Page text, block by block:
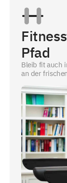
Pfad
Bleib fit auch
an der